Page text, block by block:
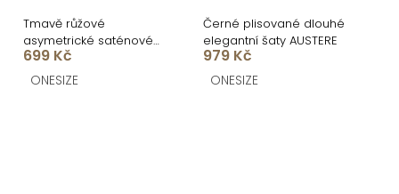
Tmavě růžové
asymetrické saténové
šaty ROULES
699 Kč
ONESIZE
Černé plisované dlouhé
elegantní šaty AUSTERE
979 Kč
ONESIZE